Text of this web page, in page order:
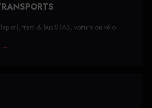
tram & bus STAS, voiture ou vélo.
→